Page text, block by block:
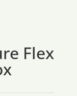
Flex